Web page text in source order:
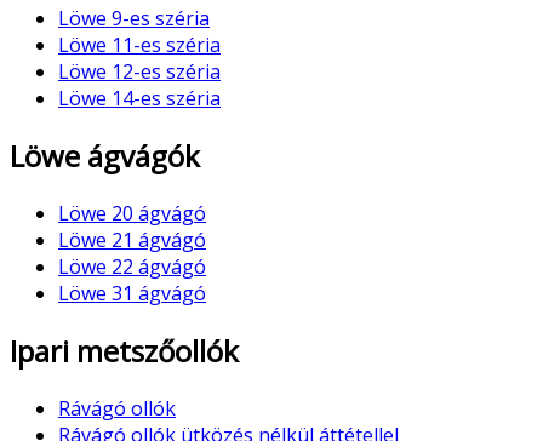
Löwe 9-es széria
Löwe 11-es széria
Löwe 12-es széria
Löwe 14-es széria
Löwe ágvágók
Löwe 20 ágvágó
Löwe 21 ágvágó
Löwe 22 ágvágó
Löwe 31 ágvágó
Ipari metszőollók
Rávágó ollók
Rávágó ollók ütközés nélkül áttétellel